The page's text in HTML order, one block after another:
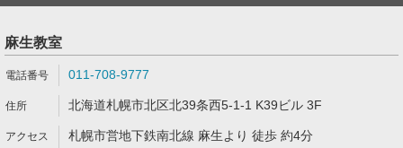
麻生教室
011-708-9777
北海道札幌市北区北39条西5-1-1 K39ビル 3F
札幌市営地下鉄南北線 麻生より 徒歩 約4分